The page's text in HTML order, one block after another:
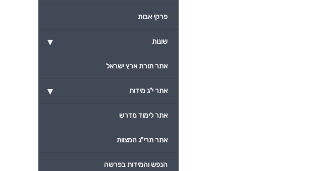
פרקי אבות
▾ שונות
אתר תורת ארץ ישראל
▾ אתר י"ג מידות
אתר לימוד מדרש
אתר תרי"ג המצוות
הנפש והמידות בפרשה